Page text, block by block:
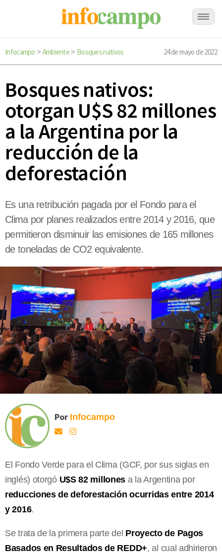
Infocampo > Ambiente> Bosques nativos 24 de mayo de 2022
Bosques nativos:
otorgan U$S 82 millones
a la Argentina por la
reducción de la
deforestación
Es una retribución pagada por el Fondo para el
Clima por planes realizados entre 2014 y 2016, que
permitieron disminuir las emisiones de 165 millones
de toneladas de CO2 equivalente.
Por Infocampo
El Fondo Verde para el Clima (GCF, por sus siglas en
inglés) otorgó U$S 82 millones a la Argentina por
reducciones de deforestación ocurridas entre 2014
y 2016.
Se trata de la primera parte del Proyecto de Pagos
Basados en Resultados de REDD+, al cual adhirieron